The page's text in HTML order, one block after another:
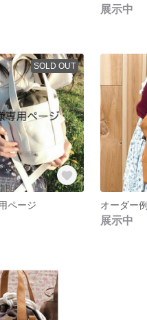
展示中
SOLD OUT
ページ オーダー例
展示中